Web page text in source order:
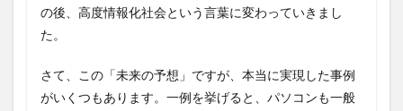
の後、高度情報化社会という言葉に変わっていきまし
た。
さて、この「未来の予想」ですが、本当に実現した事例
がいくつもあります。一例を挙げると、パソコンも一般